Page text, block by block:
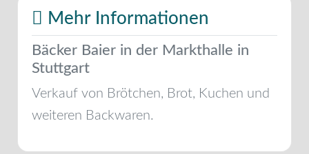
Mehr Informationen
Bäcker Baier in der Markthalle in
Stuttgart
Verkauf von Brötchen, Brot, Kuchen und
weiteren Backwaren.